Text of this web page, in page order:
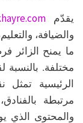
يقدّم
والضيافة،
ما يمنح الزائر
مختلفة.
الرئيسية تمثل
مرتبطة
والمحتوى الذي